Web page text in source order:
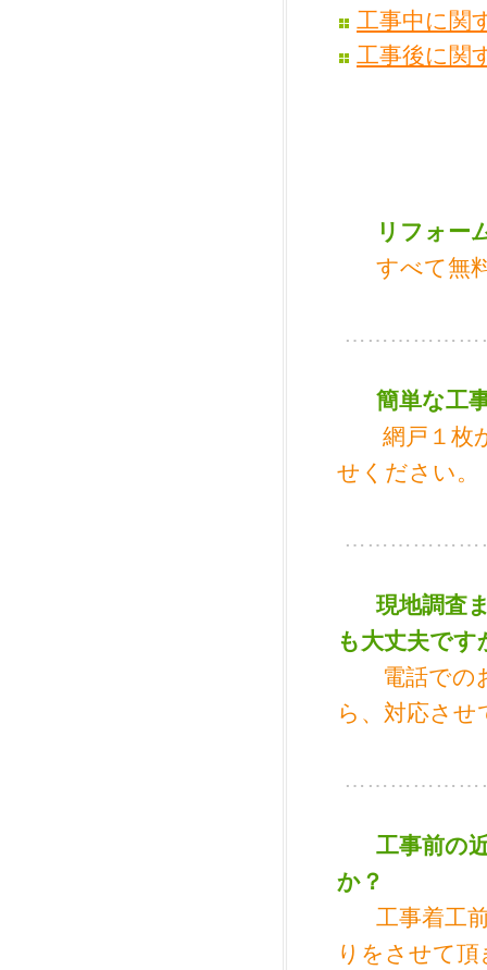
工事中に関
工事後に関
リフォー
すべて無
簡単な工
網戸１枚
せください。
現地調査
も大丈夫です
電話での
ら、対応させ
工事前の
か？
工事着工
りをさせて